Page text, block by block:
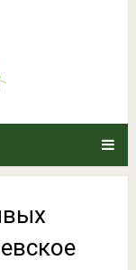
красивых